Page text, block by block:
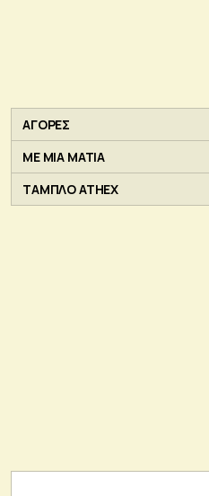
ΑΓΟΡΕΣ
ΜΕ ΜΙΑ ΜΑΤΙΑ
ΤΑΜΠΛΟ ATHEX